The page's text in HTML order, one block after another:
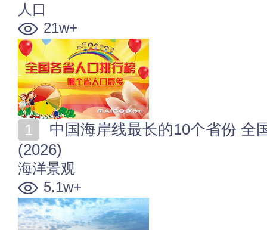
人口
21w+
(2026)
海洋景观
5.1w+